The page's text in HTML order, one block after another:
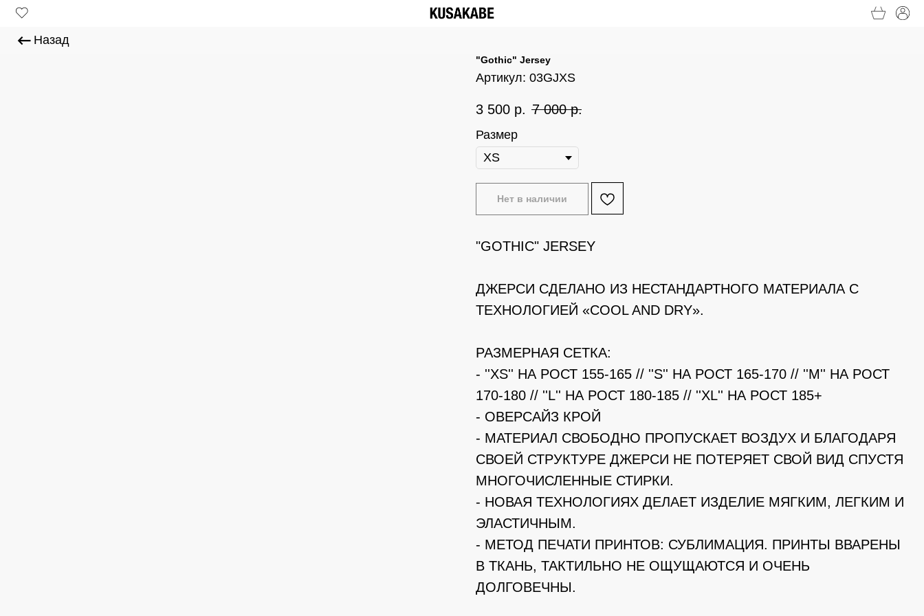
Назад
"Gothic" Jersey
Артикул: 03GJXS
3 500 р. 7 000 р.
Размер
Нет в наличии
"GOTHIC" JERSEY
ДЖЕРСИ СДЕЛАНО ИЗ НЕСТАНДАРТНОГО МАТЕРИАЛА С
ТЕХНОЛОГИЕЙ «COOL AND DRY».
РАЗМЕРНАЯ СЕТКА:
- ''XS'' НА РОСТ 155-165 // ''S'' НА РОСТ 165-170 // ''M'' НА РОСТ
170-180 // ''L'' НА РОСТ 180-185 // ''XL'' НА РОСТ 185+
- ОВЕРСАЙЗ КРОЙ
- МАТЕРИАЛ СВОБОДНО ПРОПУСКАЕТ ВОЗДУХ И БЛАГОДАРЯ
СВОЕЙ СТРУКТУРЕ ДЖЕРСИ НЕ ПОТЕРЯЕТ СВОЙ ВИД СПУСТЯ
МНОГОЧИСЛЕННЫЕ СТИРКИ.
- НОВАЯ ТЕХНОЛОГИЯХ ДЕЛАЕТ ИЗДЕЛИЕ МЯГКИМ, ЛЕГКИМ И
ЭЛАСТИЧНЫМ.
- МЕТОД ПЕЧАТИ ПРИНТОВ: СУБЛИМАЦИЯ. ПРИНТЫ ВВАРЕНЫ
В ТКАНЬ, ТАКТИЛЬНО НЕ ОЩУЩАЮТСЯ И ОЧЕНЬ
ДОЛГОВЕЧНЫ.